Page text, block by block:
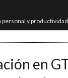
y productividad
en